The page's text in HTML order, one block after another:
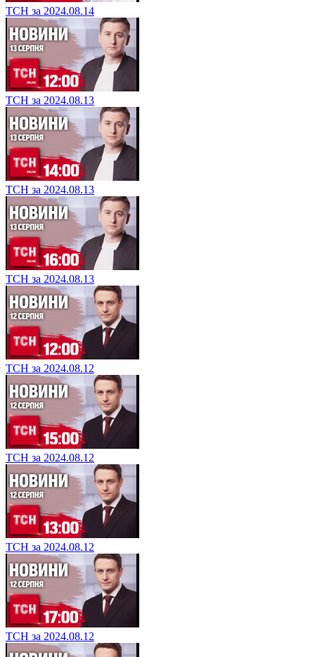
ТСН за 2024.08.14
ТСН за 2024.08.13
ТСН за 2024.08.13
ТСН за 2024.08.13
ТСН за 2024.08.12
ТСН за 2024.08.12
ТСН за 2024.08.12
ТСН за 2024.08.12